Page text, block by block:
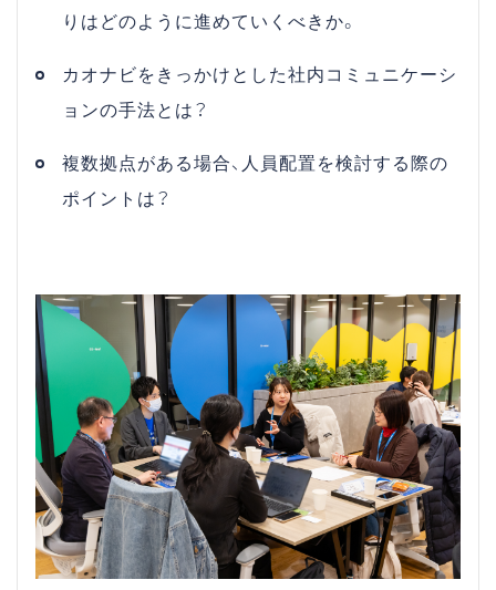
りはどのように進めていくべきか。
カオナビをきっかけとした社内コミュニケーシ
ョンの手法とは？
複数拠点がある場合、人員配置を検討する際の
ポイントは？